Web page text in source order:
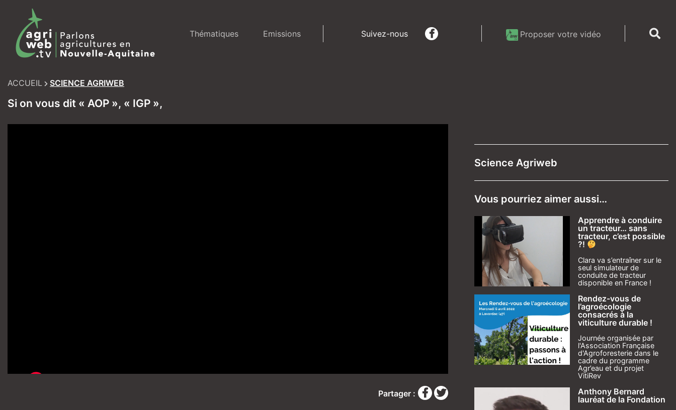
content
Thématiques Emissions Suivez-nous Proposer votre vidéo
ACCUEIL SCIENCE AGRIWEB
Si on vous dit « AOP », « IGP »,
Partager :
Science Agriweb
Vous pourriez aimer aussi…
Apprendre à conduire
un tracteur… sans
tracteur, c’est possible
?!
Clara va s’entraîner sur le
seul simulateur de
conduite de tracteur
disponible en France !
Rendez-vous de
l’agroécologie
consacrés à la
viticulture durable !
Journée organisée par
l'Association Française
d'Agroforesterie dans le
cadre du programme
Agr’eau et du projet
VitiRev
Anthony Bernard
lauréat de la Fondation